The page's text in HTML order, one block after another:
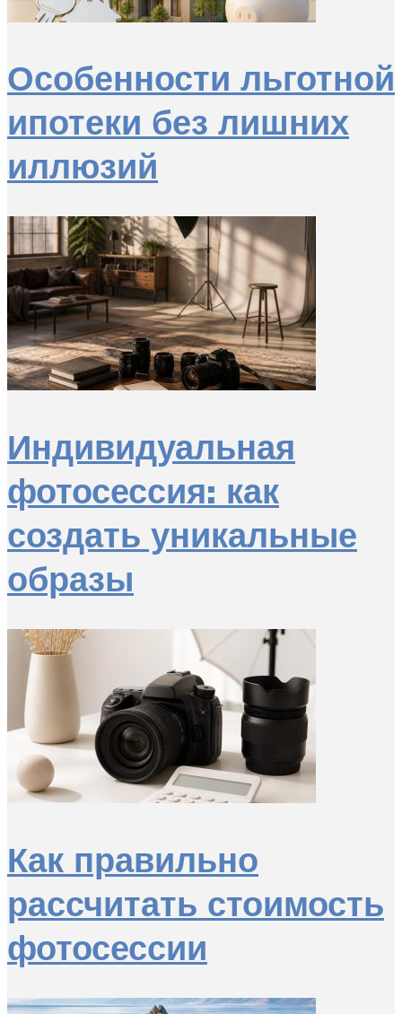
Особенности льготной
ипотеки без лишних
иллюзий
Индивидуальная
фотосессия: как
создать уникальные
образы
Как правильно
рассчитать стоимость
фотосессии